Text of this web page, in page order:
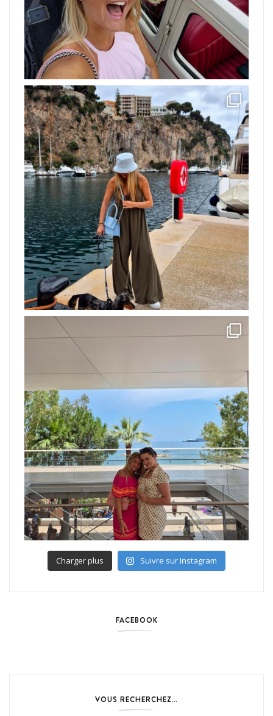
Charger plus Suivre sur Instagram
FACEBOOK
VOUS RECHERCHEZ…